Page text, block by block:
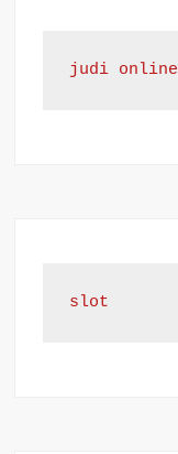
judi online
slot